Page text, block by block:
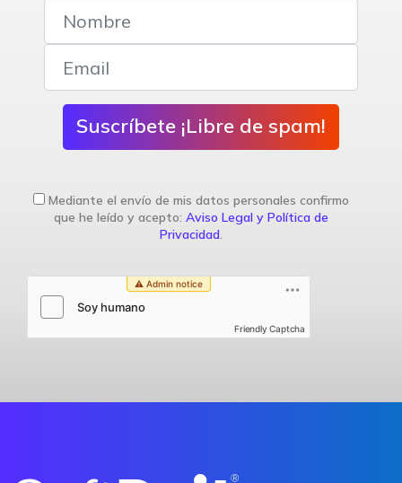
Suscríbete ¡Libre de spam!
Mediante el envío de mis datos personales confirmo
que he leído y acepto: Aviso Legal y Política de
Privacidad.
Friendly Captcha